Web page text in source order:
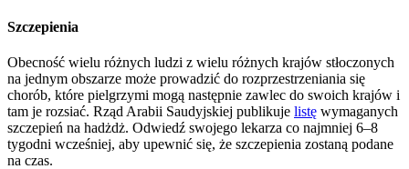
Szczepienia
Obecność wielu różnych ludzi z wielu różnych krajów stłoczonych
na jednym obszarze może prowadzić do rozprzestrzeniania się
chorób, które pielgrzymi mogą następnie zawlec do swoich krajów i
tam je rozsiać. Rząd Arabii Saudyjskiej publikuje listę wymaganych
szczepień na hadżdż. Odwiedź swojego lekarza co najmniej 6–8
tygodni wcześniej, aby upewnić się, że szczepienia zostaną podane
na czas.